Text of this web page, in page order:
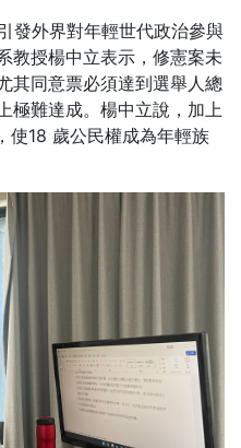
發外界對年輕世代政治參與
教授楊中立表示，修憲案未
其同意票必須達到選舉人總
極難達成。楊中立說，加上
使18 歲公民權成為年輕族